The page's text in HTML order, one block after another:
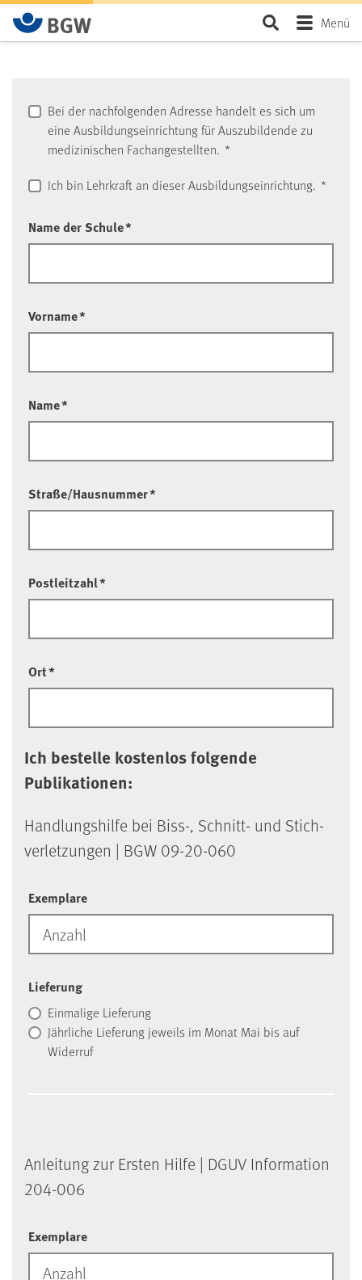
Zum Hauptinhalt springen SeiteMenü
Bei der nachfolgenden Adresse handelt es sich um
eine Ausbildungseinrichtung für Auszubildende zu
medizinischen Fachangestellten. *
Ich bin Lehrkraft an dieser Ausbildungseinrichtung. *
Name der Schule*
Vorname*
Name*
Straße/Hausnummer*
Postleitzahl*
Ort*
Ich bestelle kostenlos folgende
Publikationen:
Hand­lungs­hil­fe bei Biss-, Schnitt- und Stich­
ver­let­zun­gen | BGW 09-20-060
Exemplare
Lieferung
Einmalige Lieferung
Jährliche Lieferung jeweils im Monat Mai bis auf
Widerruf
An­lei­tung zur Ers­ten Hil­fe | DGUV In­for­ma­ti­on
204-006
Exemplare